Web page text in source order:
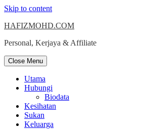
Skip to content
HAFIZMOHD.COM
Personal, Kerjaya & Affiliate
Close Menu
Utama
Hubungi
Biodata
Kesihatan
Sukan
Keluarga